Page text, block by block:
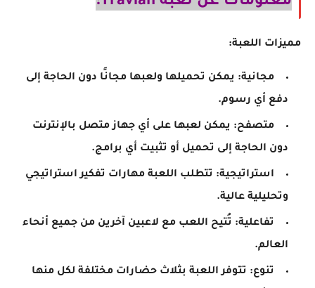
مميزات اللعبة:
مجانية: يمكن تحميلها ولعبها مجانًا دون الحاجة إلى
دفع أي رسوم.
متصفح: يمكن لعبها على أي جهاز متصل بالإنترنت
دون الحاجة إلى تحميل أو تثبيت أي برامج.
استراتيجية: تتطلب اللعبة مهارات تفكير استراتيجي
وتحليلية عالية.
تفاعلية: تُتيح اللعب مع لاعبين آخرين من جميع أنحاء
العالم.
تنوع: تتوفر اللعبة بثلاث حضارات مختلفة لكل منها